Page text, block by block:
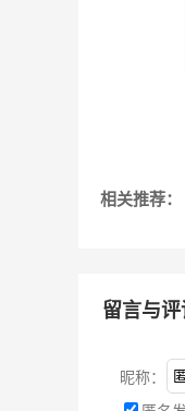
相关推荐：
留言与
昵称：